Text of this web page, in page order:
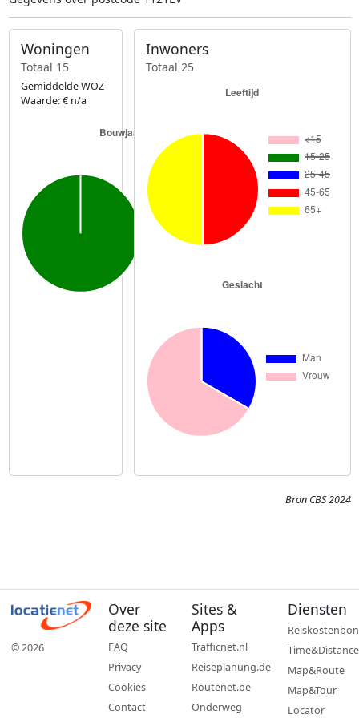
Woningen
Totaal 15
Gemiddelde WOZ
Waarde: € n/a
Inwoners
Totaal 25
Bron CBS 2024
© 2026
Over
deze site
FAQ
Privacy
Cookies
Contact
Sites &
Apps
Trafficnet.nl
Reiseplanung.de
Routenet.be
Onderweg
Diensten
Reiskostenbon
Time&Distance
Map&Route
Map&Tour
Locator